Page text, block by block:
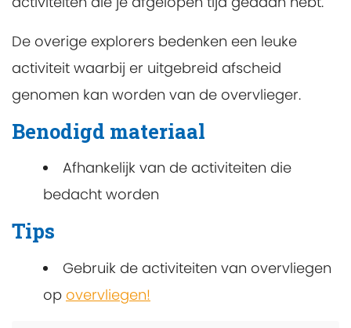
De overige explorers bedenken een leuke
activiteit waarbij er uitgebreid afscheid
genomen kan worden van de overvlieger.
Benodigd materiaal
Afhankelijk van de activiteiten die
bedacht worden
Tips
Gebruik de activiteiten van overvliegen
op overvliegen!